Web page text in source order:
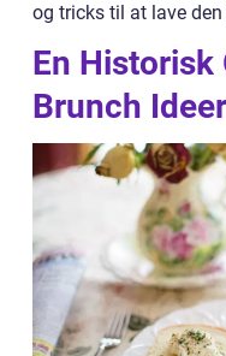
og tricks til at lave
En Historisk
Brunch Ideer